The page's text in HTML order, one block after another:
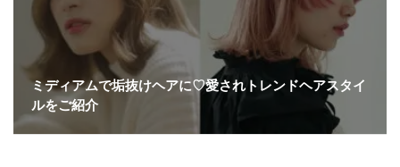
ミディアムで垢抜けヘアに♡愛されトレンドヘアスタイ
ルをご紹介